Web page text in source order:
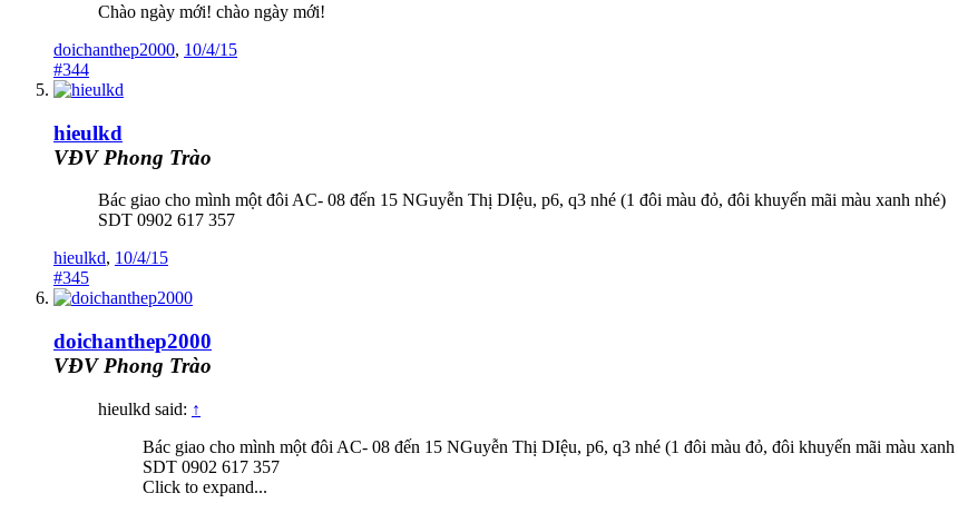
Chào ngày mới! chào ngày mới!
doichanthep2000, 10/4/15
#344
hieulkd
VĐV Phong Trào
Bác giao cho mình một đôi AC- 08 đến 15 NGuyễn Thị DIệu, p6, q3 nhé (1 đôi màu đỏ, đôi khuyến mãi màu xanh nhé)
SDT 0902 617 357
hieulkd, 10/4/15
#345
doichanthep2000
VĐV Phong Trào
hieulkd said: ↑
Bác giao cho mình một đôi AC- 08 đến 15 NGuyễn Thị DIệu, p6, q3 nhé (1 đôi màu đỏ, đôi khuyến mãi màu xanh
SDT 0902 617 357
Click to expand...